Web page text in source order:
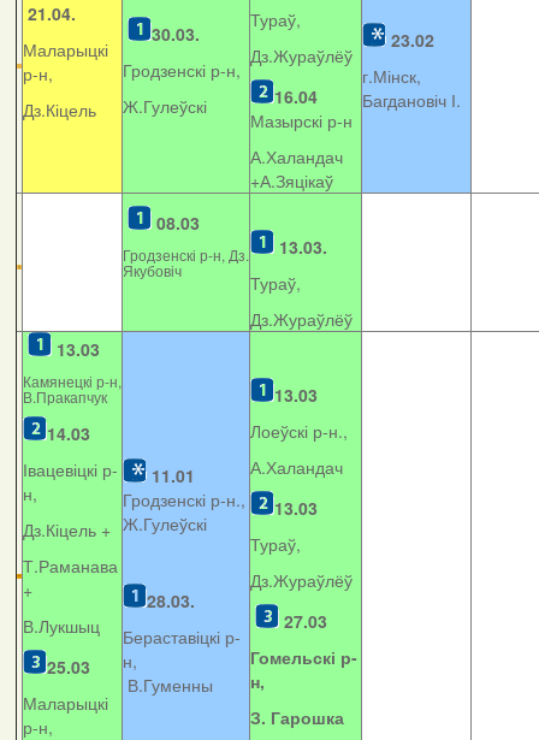
21.04.
Маларыцкі
р-н,
Дз.Кіцель
30.03.
Гродзенскі р-н,
Ж.Гулеўскі
Тураў,
Дз.Жураўлёў
16.04
Мазырскі р-н
А.Халандач
+А.Зяцікаў
23.02
г.Мінск,
Багдановіч І.
08.03
Гродзенскі р-н, Дз.
Якубовіч
13.03.
Тураў,
Дз.Жураўлёў
13.03
Камянецкі р-н,
В.Пракапчук
14.03
Івацевіцкі р-
н,
Дз.Кіцель +
Т.Раманава
+
В.Лукшыц
25.03
Маларыцкі
р-н,
11.01
Гродзенскі р-н.,
Ж.Гулеўскі
28.03.
Бераставіцкі р-
н,
В.Гуменны
13.03
Лоеўскі р-н.,
А.Халандач
13.03
Тураў,
Дз.Жураўлёў
27.03
Гомельскі р-
н,
З. Гарошка